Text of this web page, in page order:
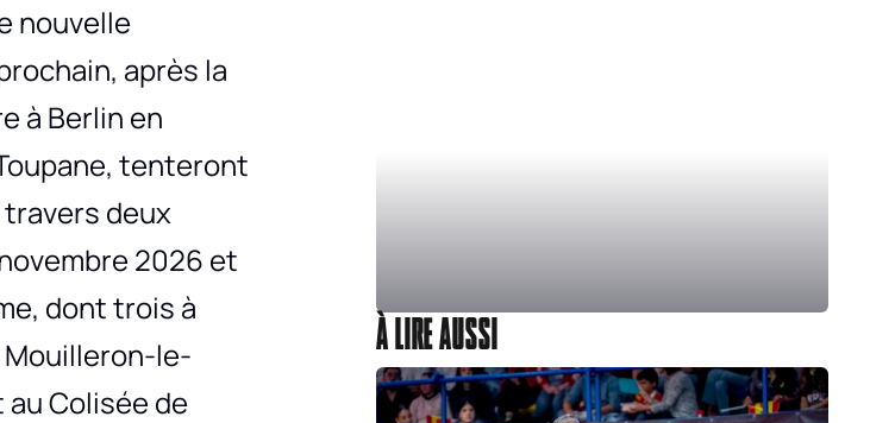
nouvelle
après la
à Berlin en
tenteront
travers deux
2026 et
dont trois à
Mouilleron-le-
au Colisée de
À LIRE AUSSI